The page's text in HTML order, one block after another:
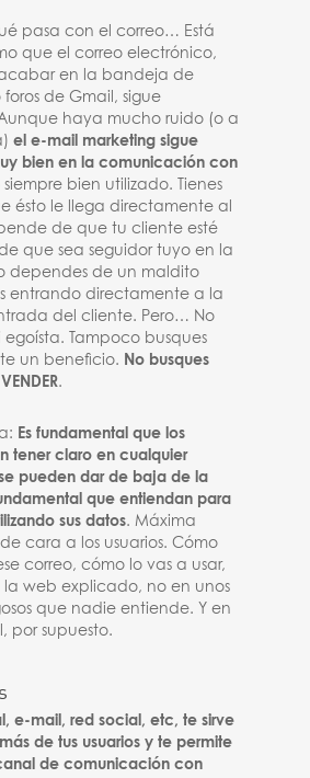
pasa con el correo… Está
que el correo electrónico,
en la bandeja de
de Gmail, sigue
haya mucho ruido (o a
el e-mail marketing sigue
bien en la comunicación con
siempre bien utilizado. Tienes
ésto le llega directamente al
de que tu cliente esté
que sea seguidor tuyo en la
dependes de un maldito
entrando directamente a la
del cliente. Pero… No
egoísta. Tampoco busques
un beneficio. No busques
.
Es fundamental que los
tener claro en cualquier
pueden dar de baja de la
que entiendan para
sus datos. Máxima
cara a los usuarios. Cómo
correo, cómo lo vas a usar,
la web explicado, no en unos
que nadie entiende. Y en
por supuesto.
e-mail, red social, etc, te sirve
de tus usuarios y te permite
de comunicación con